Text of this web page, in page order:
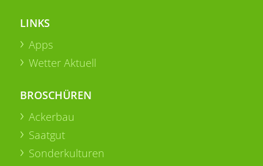
LINKS
Apps
Wetter Aktuell
BROSCHÜREN
Ackerbau
Saatgut
Sonderkulturen